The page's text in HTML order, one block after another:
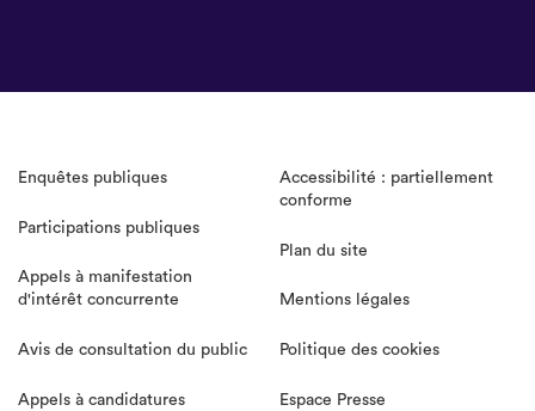
Enquêtes publiques
Participations publiques
Appels à manifestation
d'intérêt concurrente
Avis de consultation du public
Appels à candidatures
Accessibilité : partiellement
conforme
Plan du site
Mentions légales
Politique des cookies
Espace Presse